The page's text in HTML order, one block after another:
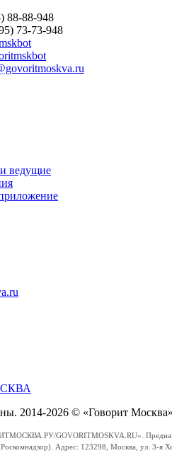
88-88-948
73-73-948
ведущие
2014-2026 © «Говорит Москва»
GOVORITMOSKVA.RU».
Адрес: 123298, Москва, ул. 3-я